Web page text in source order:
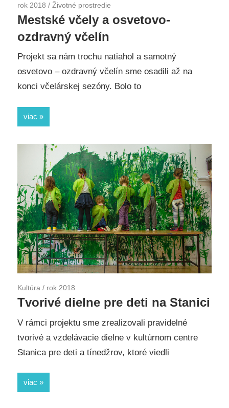
rok 2018 / Životné prostredie
Mestské včely a osvetovo-
ozdravný včelín
Projekt sa nám trochu natiahol a samotný
osvetovo – ozdravný včelín sme osadili až na
konci včelárskej sezóny. Bolo to
viac
Kultúra / rok 2018
Tvorivé dielne pre deti na Stanici
V rámci projektu sme zrealizovali pravidelné
tvorivé a vzdelávacie dielne v kultúrnom centre
Stanica pre deti a tínedžrov, ktoré viedli
viac